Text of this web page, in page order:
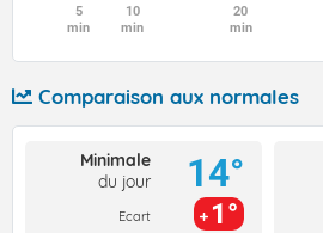
5
min
10
min
20
min
Comparaison aux normales
Minimale
du jour
Ecart
14°
1°